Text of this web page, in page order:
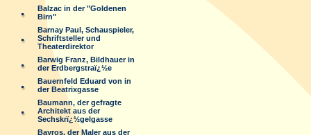
Balzac in der "Goldenen
Birn"
Barnay Paul, Schauspieler,
Schriftsteller und
Theaterdirektor
Barwig Franz, Bildhauer in
der Erdbergstraï¿½e
Bauernfeld Eduard von in
der Beatrixgasse
Baumann, der gefragte
Architekt aus der
Sechskrï¿½gelgasse
Bayros, der Maler aus der